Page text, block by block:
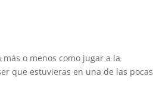
más o menos como jugar a la
que estuvieras en una de las pocas